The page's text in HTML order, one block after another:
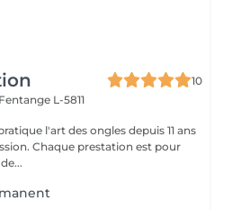
10
Fentange L-5811
l'art des ongles depuis 11 ans
Chaque prestation est pour